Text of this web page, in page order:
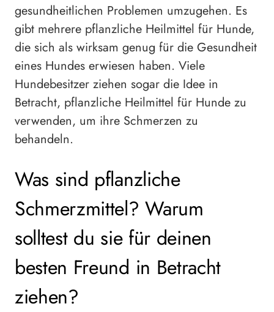
gesundheitlichen Problemen umzugehen. Es
gibt mehrere pflanzliche Heilmittel für Hunde,
die sich als wirksam genug für die Gesundheit
eines Hundes erwiesen haben. Viele
Hundebesitzer ziehen sogar die Idee in
Betracht, pflanzliche Heilmittel für Hunde zu
verwenden, um ihre Schmerzen zu
behandeln.
Was sind pflanzliche
Schmerzmittel? Warum
solltest du sie für deinen
besten Freund in Betracht
ziehen?